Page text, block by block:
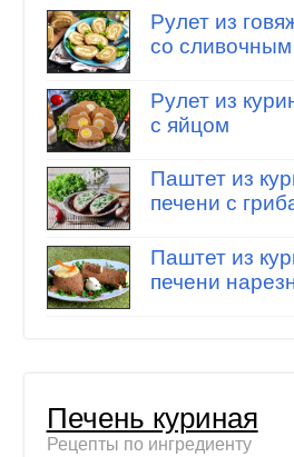
Рулет из
со
Рулет из
с яйцом
Паштет из
печени с
Паштет из
печени
Печень куриная
Рецепты по ингредиенту